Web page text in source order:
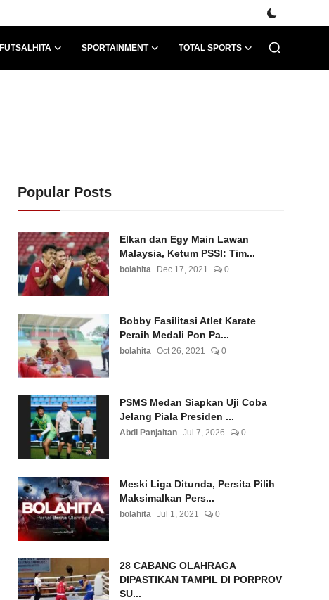
FUTSALHITA SPORTAINMENT TOTAL SPORTS
Popular Posts
Elkan dan Egy Main Lawan
Malaysia, Ketum PSSI: Tim...
bolahita Dec 17, 2021 0
Bobby Fasilitasi Atlet Karate
Peraih Medali Pon Pa...
bolahita Oct 26, 2021 0
PSMS Medan Siapkan Uji Coba
Jelang Piala Presiden ...
Abdi Panjaitan Jul 7, 2026 0
Meski Liga Ditunda, Persita Pilih
Maksimalkan Pers...
bolahita Jul 1, 2021 0
28 CABANG OLAHRAGA
DIPASTIKAN TAMPIL DI PORPROV
SU...